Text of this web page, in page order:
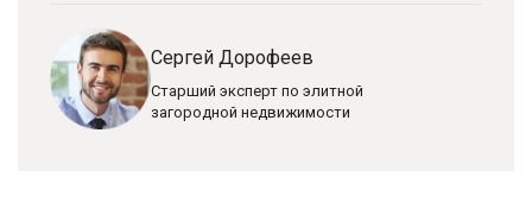
Сергей Дорофеев
Старший эксперт по элитной
загородной недвижимости